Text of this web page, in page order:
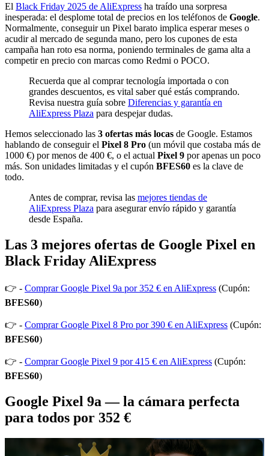
El Black Friday 2025 de AliExpress ha traído una sorpresa
inesperada: el desplome total de precios en los teléfonos de Google.
Normalmente, conseguir un Pixel barato implica esperar meses o
acudir al mercado de segunda mano, pero los cupones de esta
campaña han roto esa norma, poniendo terminales de gama alta a
competir en precio con marcas como Redmi o POCO.
Recuerda que al comprar tecnología importada o con
grandes descuentos, es vital saber qué estás comprando.
Revisa nuestra guía sobre Diferencias y garantía en
AliExpress Plaza para despejar dudas.
Hemos seleccionado las 3 ofertas más locas de Google. Estamos
hablando de conseguir el Pixel 8 Pro (un móvil que costaba más de
1000 €) por menos de 400 €, o el actual Pixel 9 por apenas un poco
más. Son unidades limitadas y el cupón BFES60 es la clave de
todo.
Antes de comprar, revisa las mejores tiendas de
AliExpress Plaza para asegurar envío rápido y garantía
desde España.
Las 3 mejores ofertas de Google Pixel en
Black Friday AliExpress
👉 - Comprar Google Pixel 9a por 352 € en AliExpress (Cupón:
BFES60)
👉 - Comprar Google Pixel 8 Pro por 390 € en AliExpress (Cupón:
BFES60)
👉 - Comprar Google Pixel 9 por 415 € en AliExpress (Cupón:
BFES60)
Google Pixel 9a — la cámara perfecta
para todos por 352 €